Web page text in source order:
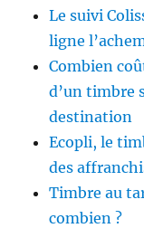
Le suivi
ligne
Combien
d’un timbre
destination
Ecopli, le
des
Timbre au
combien ?